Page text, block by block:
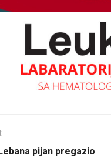
pijan pregazio